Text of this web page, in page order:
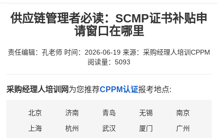
供应链管理者必读：SCMP证书补贴申
请窗口在哪里
责任编辑：孔老师 时间：2026-06-19 来源： 采购经理人培训CPPM
阅读量：5093
采购经理人培训网为您推荐CPPM认证报考地点:
北京 济南 青岛 无锡
南京
上海
杭州 武汉 厦门
广州